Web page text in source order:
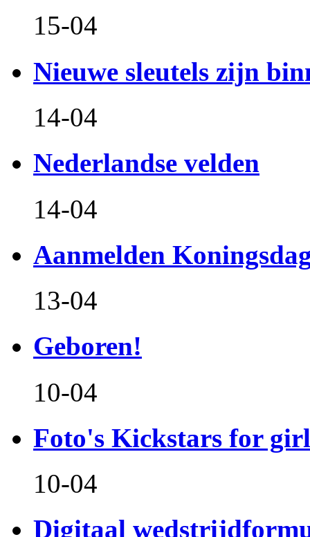
15-04
Nieuwe sleutels zijn
14-04
Nederlandse velden
14-04
Aanmelden
13-04
Geboren!
10-04
Foto's Kickstars for
10-04
Digitaal